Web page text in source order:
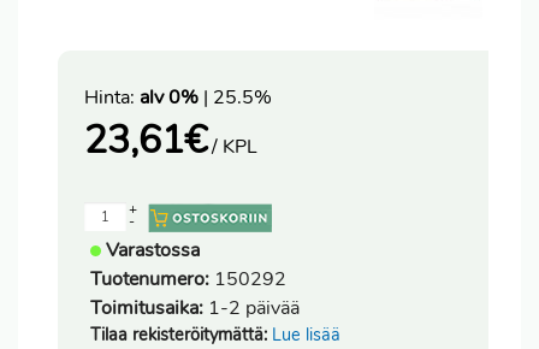
Hinta: alv 0% | 25.5%
23,61€/ KPL
-
+
Varastossa
Tuotenumero: 150292
Toimitusaika: 1-2 päivää
Tilaa rekisteröitymättä: Lue lisää